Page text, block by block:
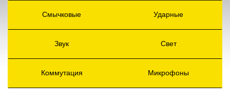
Смычковые Ударные
Звук Свет
Коммутация Микрофоны